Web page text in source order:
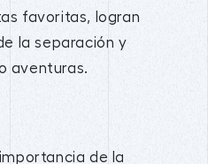
favoritas, logran
la separación y
aventuras.
de la